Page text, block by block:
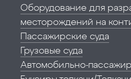
Оборудование для
месторождений на
Пассажирские суда
Грузовые суда
Автомобильно-